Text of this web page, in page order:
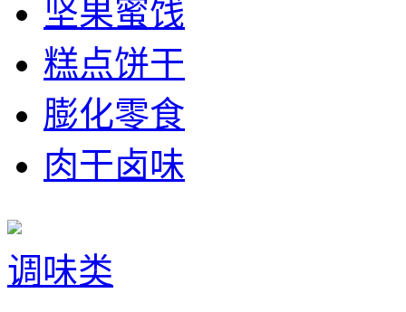
坚果蜜饯
糕点饼干
膨化零食
肉干卤味
调味类